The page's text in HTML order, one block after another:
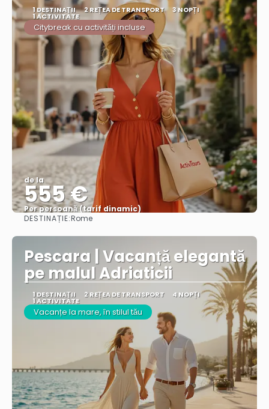
1 DESTINAŢII 2 REȚEA DE TRANSPORT 3 NOPȚI
1 ACTIVITATE
Citybreak cu activități incluse
de la
555 €
Per persoană (tarif dinamic)
DESTINAȚIE:Rome
Pescara | Vacanță elegantă
pe malul Adriaticii
1 DESTINAŢII 2 REȚEA DE TRANSPORT 4 NOPȚI
1 ACTIVITATE
Vacanțe la mare, în stilul tău